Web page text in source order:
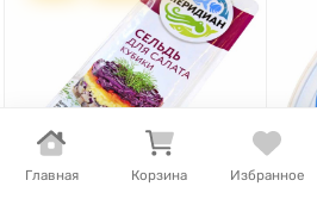
Главная Корзина Избранное